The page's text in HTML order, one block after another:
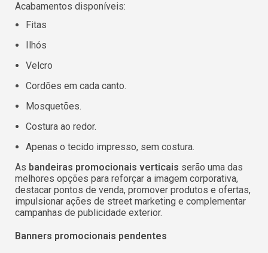
Acabamentos disponíveis:
Fitas
Ilhós
Velcro
Cordões em cada canto.
Mosquetões.
Costura ao redor.
Apenas o tecido impresso, sem costura.
As bandeiras promocionais verticais serão uma das
melhores opções para reforçar a imagem corporativa,
destacar pontos de venda, promover produtos e ofertas,
impulsionar ações de street marketing e complementar
campanhas de publicidade exterior.
Banners promocionais pendentes